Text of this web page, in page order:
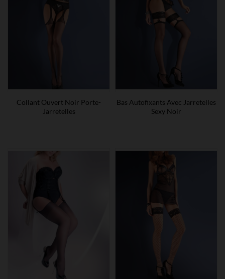
Collant Ouvert Noir Porte-
Jarretelles
Bas Autofixants Avec Jarretelles
Sexy Noir